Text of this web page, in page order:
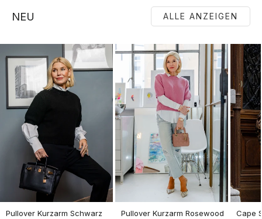
NEU ALLE ANZEIGEN
Pullover Kurzarm Schwarz Pullover Kurzarm Rosewood Cape